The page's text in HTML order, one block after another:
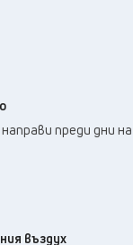
преди дни на
въздух